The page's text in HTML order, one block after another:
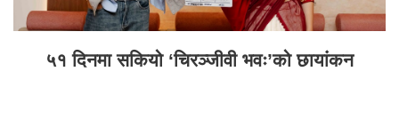
५१ दिनमा सकियो ‘चिरञ्जीवी भवः’को छायांकन